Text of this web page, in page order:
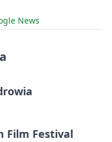
News
Film Festival